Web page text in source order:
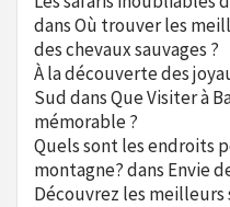
dansOù trouver les
des chevaux sauvages ?
À la découverte des
SuddansQue Visiter à
mémorable ?
Quels sont les endroits
montagne?dans Envie
Découvrez les